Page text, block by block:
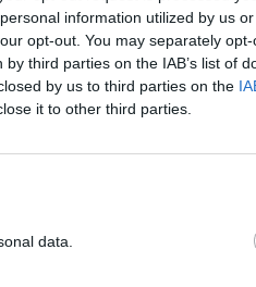
information utilized by us
opt-out. You may separately
third parties on the IAB’s list of
by us to third parties on the
it to other third parties.
data.